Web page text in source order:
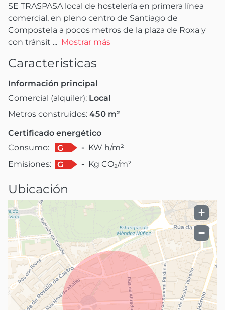
SE TRASPASA local de hostelería en primera línea
comercial, en pleno centro de Santiago de
Compostela a pocos metros de la plaza de Roxa y
con tránsit ... Mostrar más
Caracteristicas
Información principal
Comercial (alquiler): Local
Metros construidos: 450 m²
Certificado energético
Consumo:
G - KW h/m²
Emisiones:
G - Kg CO₂/m²
Ubicación
+
−